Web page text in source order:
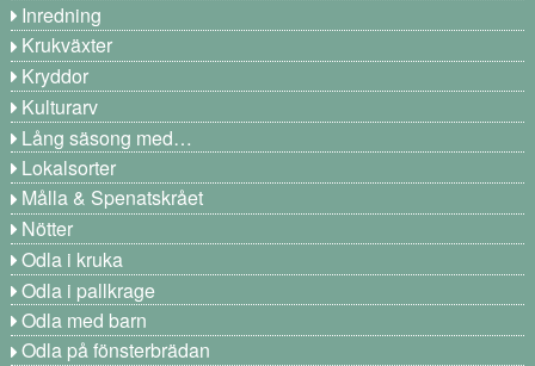
Inredning
Krukväxter
Kryddor
Kulturarv
Lång säsong med…
Lokalsorter
Målla & Spenatskrået
Nötter
Odla i kruka
Odla i pallkrage
Odla med barn
Odla på fönsterbrädan